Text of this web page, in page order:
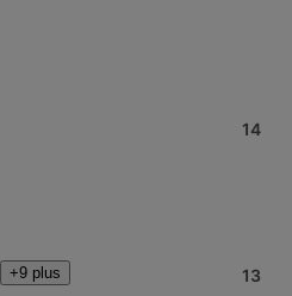
14
+9 plus 13